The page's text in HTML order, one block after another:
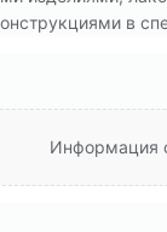
в
Информация